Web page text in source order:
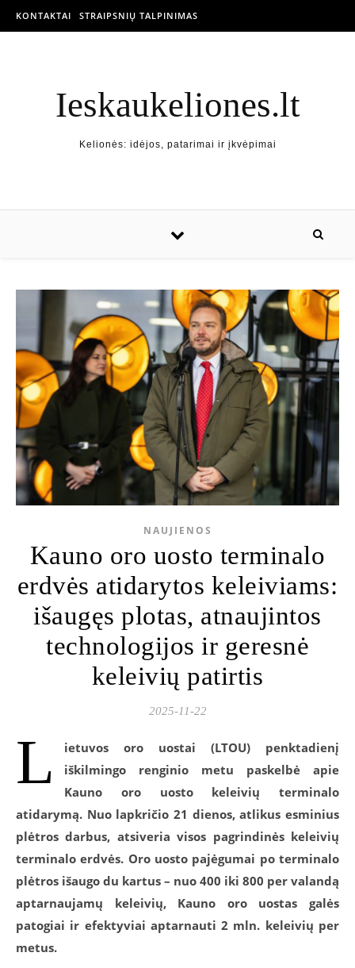
KONTAKTAI STRAIPSNIŲ TALPINIMAS
Ieskaukeliones.lt
Kelionės: idėjos, patarimai ir įkvėpimai
NAUJIENOS
Kauno oro uosto terminalo
erdvės atidarytos keleiviams:
išaugęs plotas, atnaujintos
technologijos ir geresnė
keleivių patirtis
2025-11-22
L
ietuvos oro uostai (LTOU) penktadienį
iškilmingo renginio metu paskelbė apie
Kauno oro uosto keleivių terminalo
atidarymą. Nuo lapkričio 21 dienos, atlikus esminius
plėtros darbus, atsiveria visos pagrindinės keleivių
terminalo erdvės. Oro uosto pajėgumai po terminalo
plėtros išaugo du kartus – nuo 400 iki 800 per valandą
aptarnaujamų keleivių, Kauno oro uostas galės
patogiai ir efektyviai aptarnauti 2 mln. keleivių per
metus.